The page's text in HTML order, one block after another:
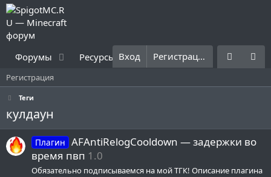
Форумы Ресурсы Что нового? Правила
Вход Регистрация
Регистрация
Теги
кулдаун
Плагин AFAntiRelogCooldown — задержки во
время пвп 1.0
Обязательно подписываемся на мой ТГК! Описание плагина